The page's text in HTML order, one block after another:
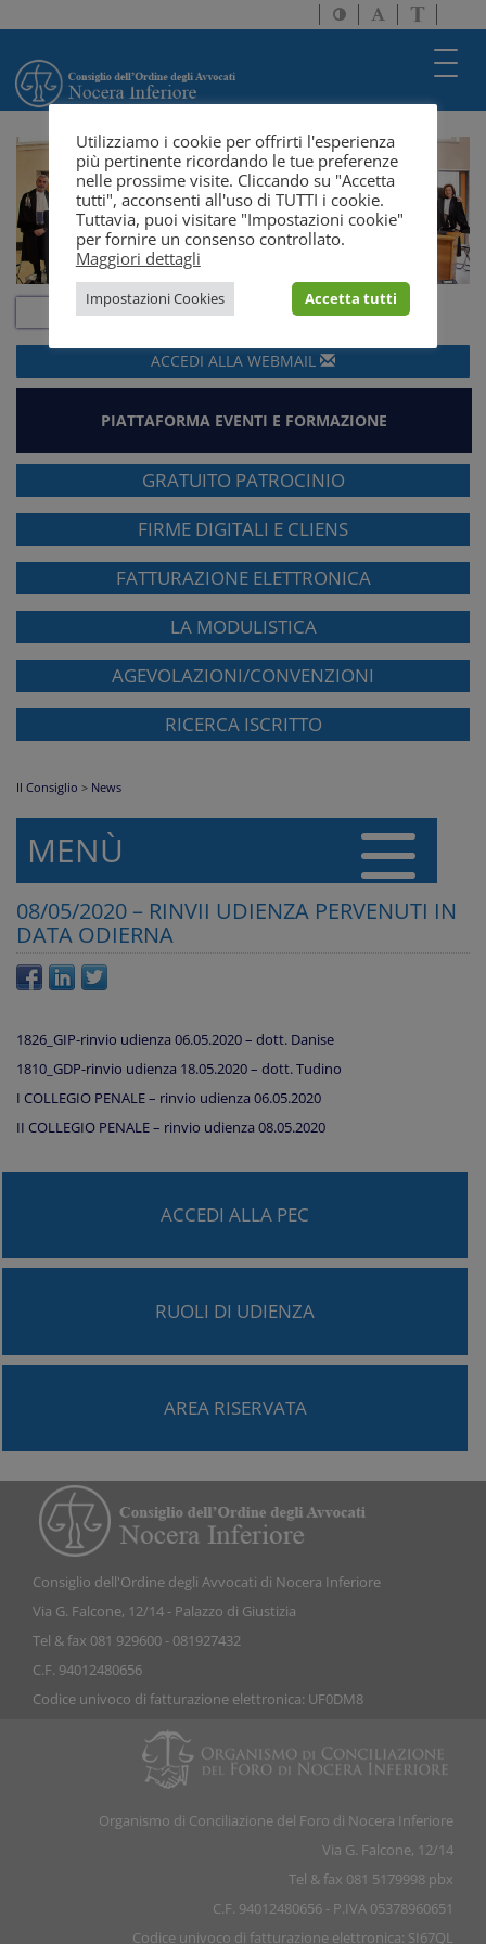
Attiva/disattiva
alto
Attiva/
dimensione
a
solo
ACCEDI ALLA WEBMAIL
PIATTAFORMA EVENTI E FORMAZIONE
GRATUITO PATROCINIO
FIRME DIGITALI E CLIENS
FATTURAZIONE ELETTRONICA
LA MODULISTICA
AGEVOLAZIONI/CONVENZIONI
RICERCA ISCRITTO
Il Consiglio > News
MENÙ
08/05/2020 – RINVII UDIENZA PERVENUTI IN
DATA ODIERNA
1826_GIP-rinvio udienza 06.05.2020 – dott. Danise
1810_GDP-rinvio udienza 18.05.2020 – dott. Tudino
I COLLEGIO PENALE – rinvio udienza 06.05.2020
II COLLEGIO PENALE – rinvio udienza 08.05.2020
ACCEDI ALLA PEC
RUOLI DI UDIENZA
AREA RISERVATA
Consiglio dell'Ordine degli Avvocati di Nocera Inferiore
Via G. Falcone, 12/14 - Palazzo di Giustizia
Tel & fax 081 929600 - 081927432
C.F. 94012480656
Codice univoco di fatturazione elettronica: UF0DM8
Organismo di Conciliazione del Foro di Nocera Inferiore
Via G. Falcone, 12/14
Tel & fax 081 5179998 pbx
C.F. 94012480656 - P.IVA 05378960651
Codice univoco di fatturazione elettronica: SI67QL
Utilizziamo i cookie per offrirti l'esperienza
più pertinente ricordando le tue preferenze
nelle prossime visite. Cliccando su "Accetta
tutti", acconsenti all'uso di TUTTI i cookie.
Tuttavia, puoi visitare "Impostazioni cookie"
per fornire un consenso controllato.
Maggiori dettagli
Impostazioni Cookies Accetta tutti